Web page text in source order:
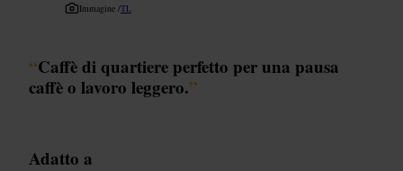
Immagine /TL
“Caffè di quartiere perfetto per una pausa
caffè o lavoro leggero.”
Adatto a